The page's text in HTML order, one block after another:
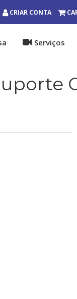
CRIAR CONTA
Serviços